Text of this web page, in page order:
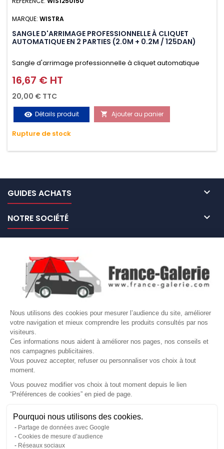
Nous utilisons des cookies pour mesurer l’audience du site, améliorer
votre navigation et mieux comprendre les produits consultés par nos
visiteurs.
Ces informations nous aident à améliorer nos pages, nos conseils et
nos campagnes publicitaires.
Vous pouvez accepter, refuser ou personnaliser vos choix à tout
moment.
Vous pouvez modifier vos choix à tout moment depuis le lien
“Préférences de cookies” en pied de page.
Pourquoi nous utilisons des cookies.
Partage de données avec Google
Cookies de mesure d’audience
Réseaux sociaux
Gérer mes cookies
MARQUE: WISTRA
SANGLE D'ARRIMAGE PROFESSIONNELLE À CLIQUET
AUTOMATIQUE EN 2 PARTIES (2.0M + 0.2M / 125DAN)
Sangle d'arrimage professionnelle à cliquet automatique
avec crochet S en 2 parties (2.0M + 0.2M / 125daN), simple et
rapide d'utilisation. Permet d'arrimer et de sécuriser
vos chargements pendant le transport. Matière polyester
très résistante aux UV et aux variations de températures,
n'absorbe pas l'eau.
Prix
16,67 € HT
20,00 € TTC
visibility Détails produit  Ajouter au panier
Rupture de stock
GUIDES ACHATS 
NOTRE SOCIÉTÉ 
VOTRE COMPTE 
Site protégé par reCAPTCHA.
LETTRE D'INFORMATIONS
© Copyright 2026 France Galerie. Tous droits reservés.
Une question ? Nous sommes là pour vous accompagner
Non, merci